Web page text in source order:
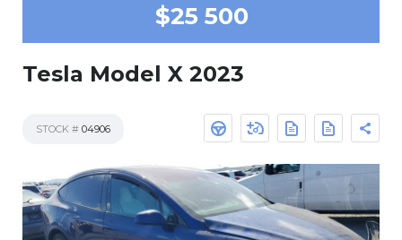
$25 500
Tesla Model X 2023
STOCK # 04906